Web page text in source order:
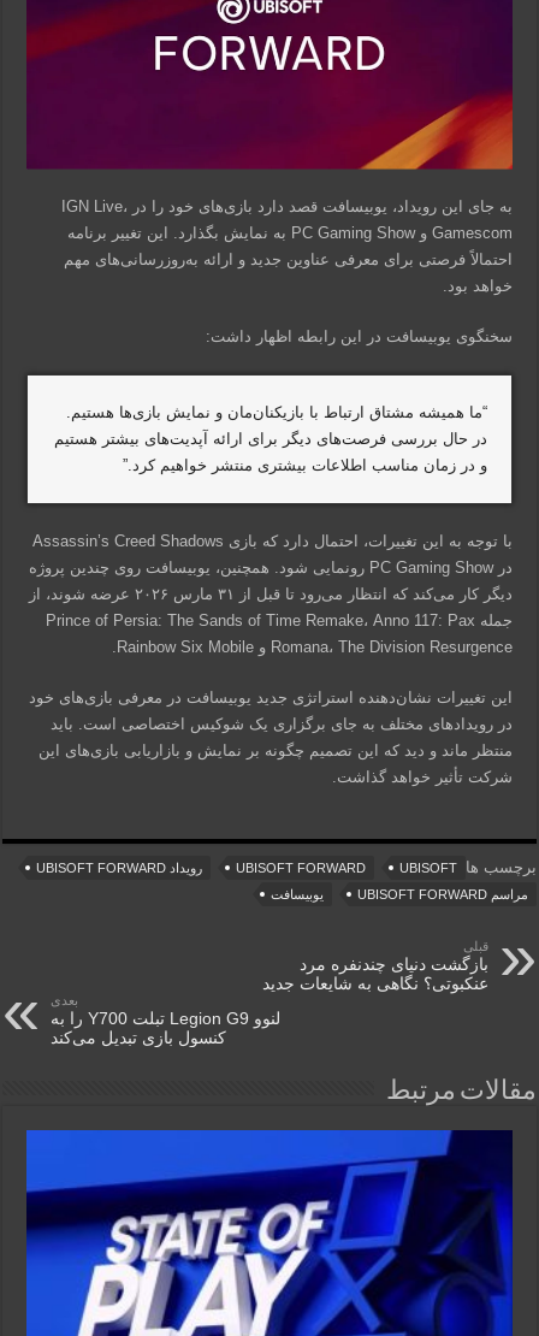
به جای این رویداد، یوبیسافت قصد دارد بازی‌های خود را در IGN Live،
Gamescom و PC Gaming Show به نمایش بگذارد. این تغییر برنامه
احتمالاً فرصتی برای معرفی عناوین جدید و ارائه به‌روزرسانی‌های مهم
خواهد بود.
سخنگوی یوبیسافت در این رابطه اظهار داشت:
“ما همیشه مشتاق ارتباط با بازیکنان‌مان و نمایش بازی‌ها هستیم.
در حال بررسی فرصت‌های دیگر برای ارائه آپدیت‌های بیشتر هستیم
و در زمان مناسب اطلاعات بیشتری منتشر خواهیم کرد.”
با توجه به این تغییرات، احتمال دارد که بازی Assassin’s Creed Shadows
در PC Gaming Show رونمایی شود. همچنین، یوبیسافت روی چندین پروژه
دیگر کار می‌کند که انتظار می‌رود تا قبل از ۳۱ مارس ۲۰۲۶ عرضه شوند، از
جمله Prince of Persia: The Sands of Time Remake، Anno 117: Pax
Romana، The Division Resurgence و Rainbow Six Mobile.
این تغییرات نشان‌دهنده استراتژی جدید یوبیسافت در معرفی بازی‌های خود
در رویدادهای مختلف به جای برگزاری یک شوکیس اختصاصی است. باید
منتظر ماند و دید که این تصمیم چگونه بر نمایش و بازاریابی بازی‌های این
شرکت تأثیر خواهد گذاشت.
برچسب ها UBISOFT
UBISOFT FORWARD
رویداد UBISOFT FORWARD
مراسم UBISOFT FORWARD
یوبیسافت
قبلی
بازگشت دنیای چندنفره مرد
عنکبوتی؟ نگاهی به شایعات جدید
بعدی
لنوو Legion G9 تبلت Y700 را به
کنسول بازی تبدیل می‌کند
مقالات مرتبط